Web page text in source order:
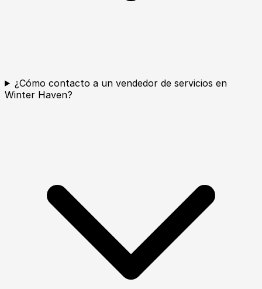
¿Cómo contacto a un vendedor de servicios en
Winter Haven?